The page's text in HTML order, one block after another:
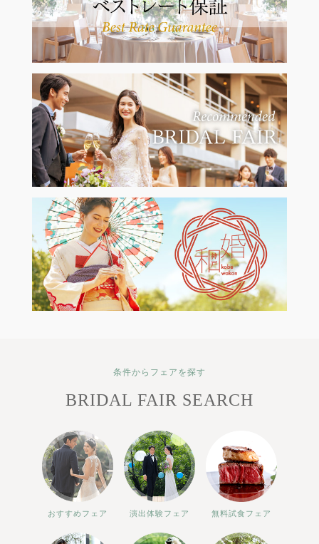
条件からフェアを探す
BRIDAL FAIR SEARCH
おすすめフェア 演出体験フェア 無料試食フェア